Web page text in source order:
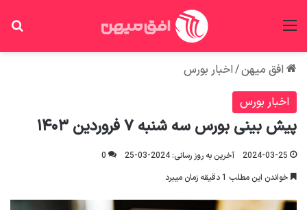
افق میهن/اخبار بورس
اخبار بورس
پیش بینی بورس سه شنبه ۷ فروردین ۱۴۰۳
2024-03-25 آخرین به روز رسانی: 2024-03-25
0
خواندن این مطلب 1 دقیقه زمان میبرد